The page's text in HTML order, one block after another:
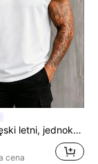
luźny, swobodny top z okrągłym dekoltem
cena